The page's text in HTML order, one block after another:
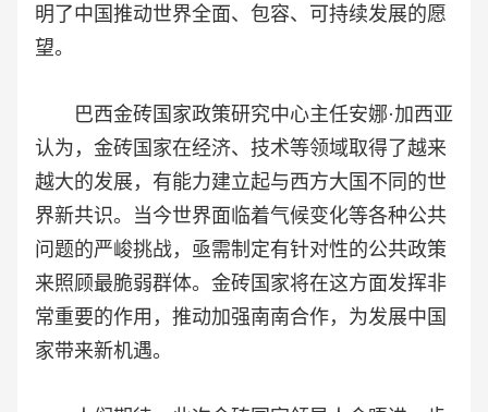
明了中国推动世界全面、包容、可持续发展的愿
望。
巴西金砖国家政策研究中心主任安娜·加西亚
认为，金砖国家在经济、技术等领域取得了越来
越大的发展，有能力建立起与西方大国不同的世
界新共识。当今世界面临着气候变化等各种公共
问题的严峻挑战，亟需制定有针对性的公共政策
来照顾最脆弱群体。金砖国家将在这方面发挥非
常重要的作用，推动加强南南合作，为发展中国
家带来新机遇。